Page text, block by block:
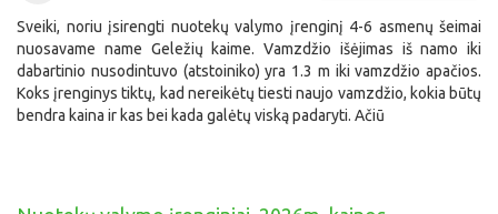
Sveiki, noriu įsirengti nuotekų valymo įrenginį 4-6 asmenų šeimai
nuosavame name Geležių kaime. Vamzdžio išėjimas iš namo iki
dabartinio nusodintuvo (atstoiniko) yra 1.3 m iki vamzdžio apačios.
Koks įrenginys tiktų, kad nereikėtų tiesti naujo vamzdžio, kokia būtų
bendra kaina ir kas bei kada galėtų viską padaryti. Ačiū